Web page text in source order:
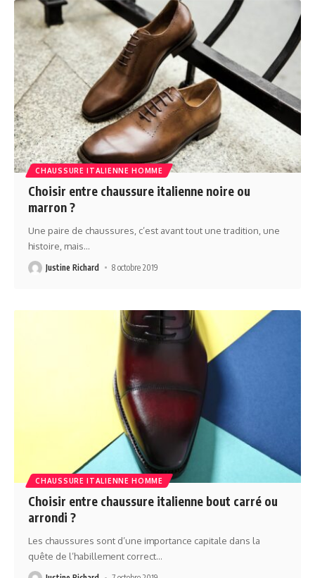
CHAUSSURE ITALIENNE HOMME
Choisir entre chaussure italienne noire ou
marron ?
Une paire de chaussures, c’est avant tout une tradition, une
histoire, mais…
Justine Richard 8 octobre 2019
CHAUSSURE ITALIENNE HOMME
Choisir entre chaussure italienne bout carré ou
arrondi ?
Les chaussures sont d’une importance capitale dans la
quête de l’habillement correct…